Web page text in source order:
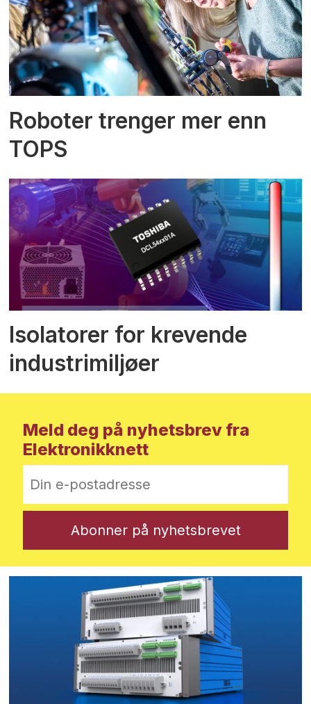
Roboter trenger mer enn
TOPS
Isolatorer for krevende
industrimiljøer
Meld deg på nyhetsbrev fra
Elektronikknett